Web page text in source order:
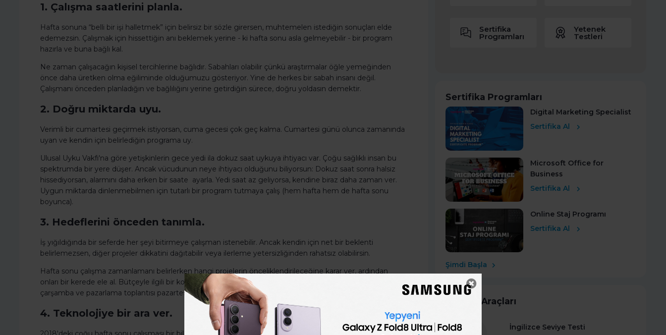
1. Çalışma saatlerini planla.
Hafta sonuna “belli bir işi halletmek” için belirsiz bir sözle girersen, muhtemelen istediğin sonuçları elde
edemezsin. Çalışmak için hissettiğin anı beklemek yerine - ki hafta sonu asla gelmeyebilir - bir program
hazırla ve buna bağlı kal.
Ne zaman çalışacağın kişisel tercihlerine bağlıdır. Sabahları olabilir çünkü araştırmalar öğle yemeğinden
önce daha üretken olma eğiliminde olduğumuzu gösteriyor. Yine de herkes bir sabah insanı değil.
Çalışmanı önceden planladığın ve bağlılığını yerine getirdiğin sürece, doğru yoldasın demektir.
2. Doğru miktarda uyu.
Verimli bir cumartesi geçirmek istiyorsan, cuma gecesi çok geç kalma. Cumartesi günü olunca zamanında
uyan ve kendin için belirlediğin programa uy.
Ulusal Uyku Vakfı'na göre yetişkinlerin gece yedi ila dokuz saat uykuya ihtiyacı var. Çoğu sağlıklı insan bu
spektrumda bir yere düşer. Ancak vücudunun neye ihtiyacı olduğunu biliyorsun: Dokuz saat sonra halsiz
hissediyorsan, alarmını daha erken bir saate ayarla. Yedi saat az geliyorsa, kendine biraz daha zaman ver.
Uygun miktarda dinlenmebilmen için tutarlı bir program tutmaya çalış (hem hafta hem de hafta sonu
boyunca).
3. Hedeflerini önceden tanımla.
İş yığıldığında bir seferde her şeyi bitirmeye çalışman istenebilir. Ancak kendin için net bir beklenti
belirlemezsen, diğer projeler dikkatini dağıtabilir veya ilerleme yetersizliğinden rahatsız olabilirsin.
Hafta sonu çalışma zamanlamanı belirlerken hangi projelerin önceliklendirileceğine karar ver, ardından
onları bir kerede ele al. Bütçeyle ilgili bir konuda çalışmak için istekli olabilirsin ancak bütçe toplantısı
çarşamba ve pazarlama toplantısı pazartesi ise, daha kronolojik aciliyeti olan görevle başla.
4. Teknolojiye bir ara ver.
Sertifika
Programları
Yetenek
Testleri
Sertifika Programları
Digital Marketing Specialist
Sertifika Al
Microsoft Office for
Business
Sertifika Al
Online Staj Programı
Sertifika Al
Şimdi Başla
Kariyer Araçları
İngilizce Seviye Testi